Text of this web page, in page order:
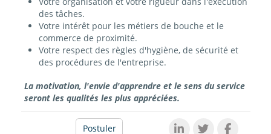
des tâches.
Votre intérêt pour les métiers de bouche et le
commerce de proximité.
Votre respect des règles d'hygiène, de sécurité et
des procédures de l'entreprise.
La motivation, l'envie d'apprendre et le sens du service
seront les qualités les plus appréciées.
Postuler